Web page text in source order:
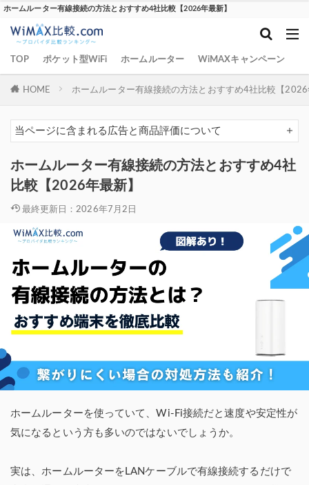
ホームルーター有線接続の方法とおすすめ4社比較【2026年最新】
TOP ポケット型WiFi ホームルーター WiMAXキャンペーン
HOME ホームルーター有線接続の方法とおすすめ4社比較【
当ページに含まれる広告と商品評価について
ホームルーター有線接続の方法とおすすめ4社
比較【2026年最新】
最終更新日：2026年7月2日
ホームルーターを使っていて、Wi-Fi接続だと速度や安定性が
気になるという方も多いのではないでしょうか。
実は、ホームルーターをLANケーブルで有線接続するだけで